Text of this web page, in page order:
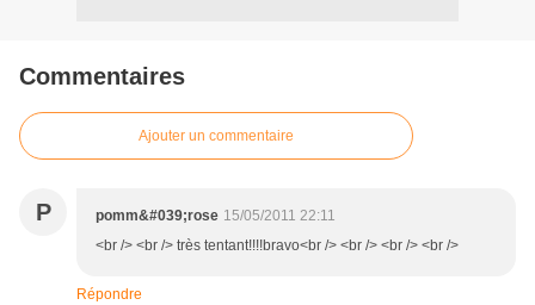
Commentaires
Ajouter un commentaire
P pomm&#039;rose 15/05/2011 22:11
<br /> <br /> très tentant!!!!bravo<br /> <br /> <br /> <br />
Répondre